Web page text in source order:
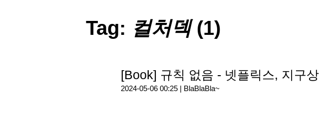
Tag: 컬처덱(1)
[Book] 규칙 없음 - 넷플릭스, 지구
2024-05-06 00:25 | BlaBlaBla~